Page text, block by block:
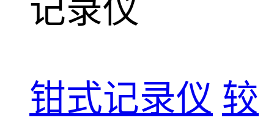
记录仪
钳式记录仪 较